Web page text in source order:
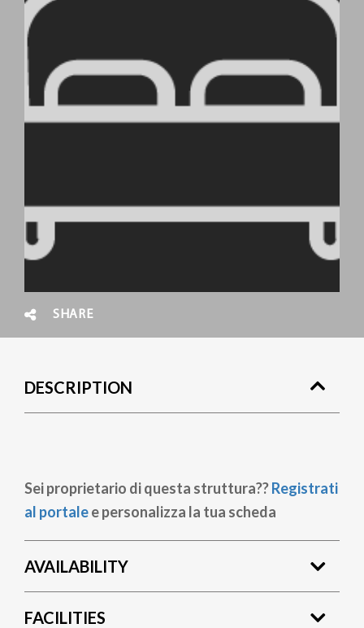
SHARE
DESCRIPTION
Sei proprietario di questa struttura??Registrati
al portalee personalizza la tua scheda
AVAILABILITY
FACILITIES